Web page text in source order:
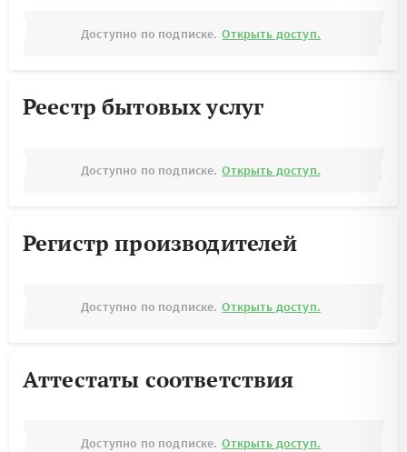
Доступно по подписке. Открыть доступ.
Реестр бытовых услуг
Доступно по подписке. Открыть доступ.
Регистр производителей
Доступно по подписке. Открыть доступ.
Аттестаты соответствия
Доступно по подписке. Открыть доступ.